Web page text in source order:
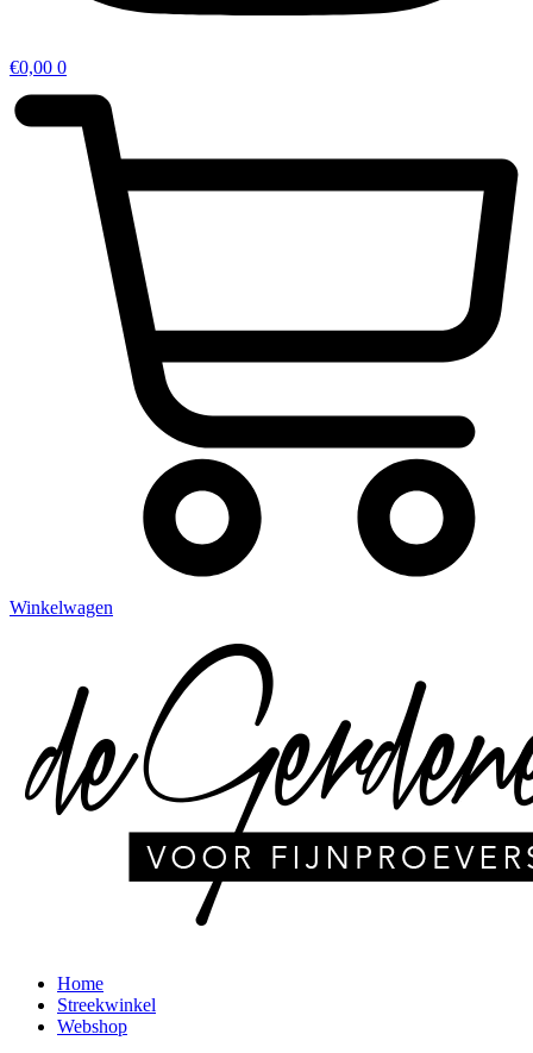
€0,00 0
Winkelwagen
Home
Streekwinkel
Webshop